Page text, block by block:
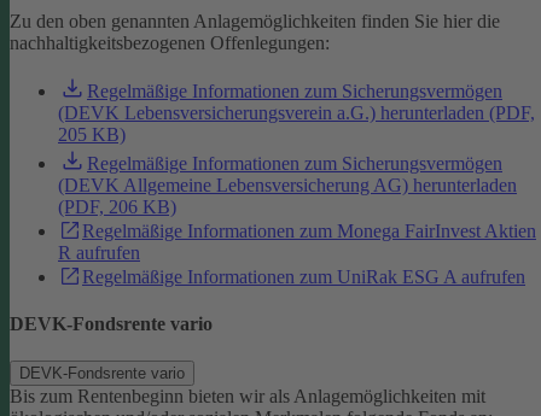
Zu den oben genannten Anlagemöglichkeiten finden Sie hier die
nachhaltigkeitsbezogenen Offenlegungen:
Regelmäßige Informationen zum Sicherungsvermögen
(DEVK Lebensversicherungsverein a.G.) herunterladen (PDF,
205 KB)
Regelmäßige Informationen zum Sicherungsvermögen
(DEVK Allgemeine Lebensversicherung AG) herunterladen
(PDF, 206 KB)
Regelmäßige Informationen zum Monega FairInvest Aktien
R aufrufen
Regelmäßige Informationen zum UniRak ESG A aufrufen
DEVK-Fondsrente vario
DEVK-Fondsrente vario
Bis zum Rentenbeginn bieten wir als Anlagemöglichkeiten mit